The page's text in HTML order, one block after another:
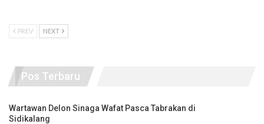
PREV NEXT
Pos Terbaru
Wartawan Delon Sinaga Wafat Pasca Tabrakan di
Sidikalang